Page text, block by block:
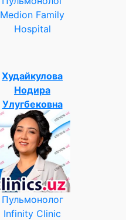
Medion Family
Hospital
Худайкулова
Нодира
Улугбековна
Пульмонолог
Infinity Clinic